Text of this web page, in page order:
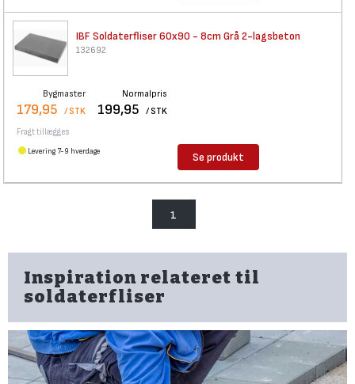
IBF Soldaterfliser 60x90 - 8cm Grå 2-lagsbeton
132692
Bygmaster
179,95 / STK
Normalpris
199,95 / STK
Fragt tillægges
Levering 7-9 hverdage Se produkt
1
Inspiration relateret til
soldaterfliser